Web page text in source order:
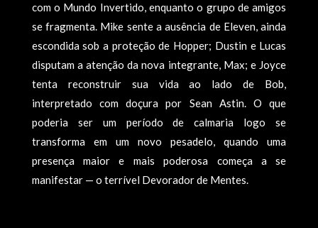
com o Mundo Invertido, enquanto o grupo de amigos
se fragmenta. Mike sente a ausência de Eleven, ainda
escondida sob a proteção de Hopper; Dustin e Lucas
disputam a atenção da nova integrante, Max; e Joyce
tenta reconstruir sua vida ao lado de Bob,
interpretado com doçura por Sean Astin. O que
poderia ser um período de calmaria logo se
transforma em um novo pesadelo, quando uma
presença maior e mais poderosa começa a se
manifestar — o terrível Devorador de Mentes.